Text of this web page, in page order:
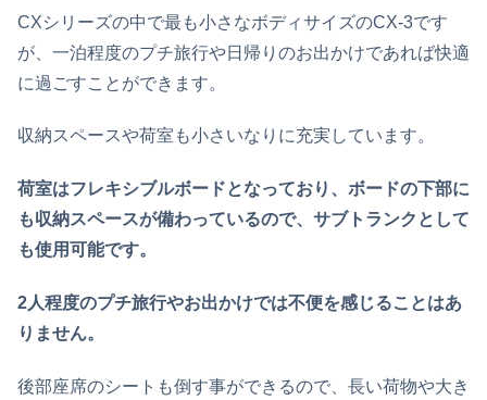
CXシリーズの中で最も小さなボディサイズのCX-3です
が、一泊程度のプチ旅行や日帰りのお出かけであれば快適
に過ごすことができます。
収納スペースや荷室も小さいなりに充実しています。
荷室はフレキシブルボードとなっており、ボードの下部に
も収納スペースが備わっているので、サブトランクとして
も使用可能です。
2人程度のプチ旅行やお出かけでは不便を感じることはあ
りません。
後部座席のシートも倒す事ができるので、長い荷物や大き